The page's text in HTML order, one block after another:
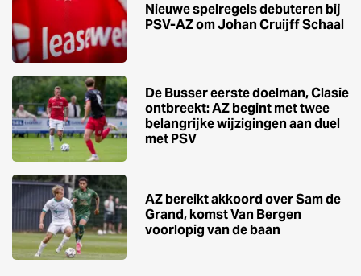
Nieuwe spelregels debuteren bij
PSV-AZ om Johan Cruijff Schaal
De Busser eerste doelman, Clasie
ontbreekt: AZ begint met twee
belangrijke wijzigingen aan duel
met PSV
AZ bereikt akkoord over Sam de
Grand, komst Van Bergen
voorlopig van de baan